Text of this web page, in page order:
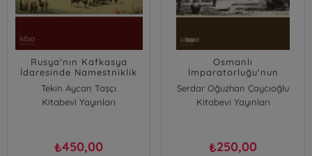
Rusya'nın Kafkasya
İdaresinde Namestniklik
Kurumu (1845-1854)
Tekin Aycan Taşçı
Kitabevi Yayınları
₺450,00
Osmanlı
İmparatorluğu'nun
Lezgilerle İlişkileri (1578-
1732);Osmanlı-Dağıstan,
Şirvan ve Gürcistan
Serdar Oğuzhan Çaycıoğlu
Kitabevi Yayınları
₺250,00